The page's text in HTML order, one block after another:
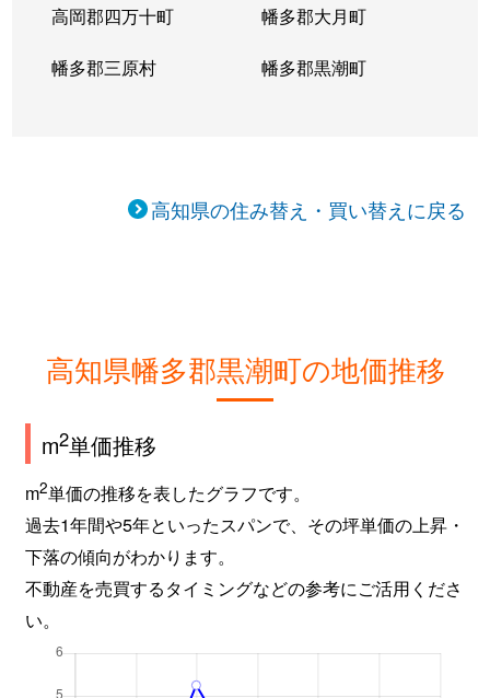
高岡郡四万十町 幡多郡大月町
幡多郡三原村 幡多郡黒潮町
高知県の住み替え・買い替えに戻る
高知県幡多郡黒潮町の地価推移
m2単価推移
m2単価の推移を表したグラフです。
過去1年間や5年といったスパンで、その坪単価の上昇・
下落の傾向がわかります。
不動産を売買するタイミングなどの参考にご活用くださ
い。